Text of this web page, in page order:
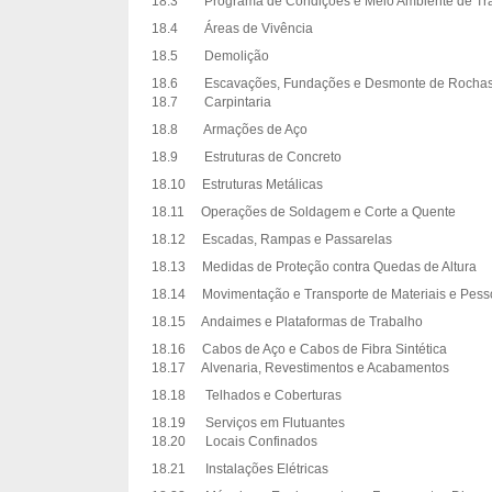
18.4 Áreas de Vivência
18.5 Demolição
18.6 Escavações, Fundações e Desmonte de
18.7 Carpintaria
18.8 Armações de Aço
18.9 Estruturas de Concreto
18.10 Estruturas Metálicas
18.11 Operações de Soldagem e Corte a Quente
18.12 Escadas, Rampas e Passarelas
18.13 Medidas de Proteção contra Quedas de Altura
18.14 Movimentação e Transporte de Materiais e
18.15 Andaimes e Plataformas de Trabalho
18.16 Cabos de Aço e Cabos de Fibra Sintética
18.17 Alvenaria, Revestimentos e Acabamentos
18.18 Telhados e Coberturas
18.19 Serviços em Flutuantes
18.20 Locais Confinados
18.21 Instalações Elétricas